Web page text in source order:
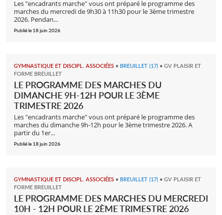
Les "encadrants marche" vous ont préparé le programme des
marches du mercredi de 9h30 à 11h30 pour le 3ème trimestre
2026. Pendan...
Publié le 18 juin 2026
GYMNASTIQUE ET DISCIPL. ASSOCIÉES • BREUILLET (17) • GV PLAISIR ET
FORME BREUILLET
LE PROGRAMME DES MARCHES DU
DIMANCHE 9H-12H POUR LE 3ÈME
TRIMESTRE 2026
Les "encadrants marche" vous ont préparé le programme des
marches du dimanche 9h-12h pour le 3ème trimestre 2026. A
partir du 1er...
Publié le 18 juin 2026
GYMNASTIQUE ET DISCIPL. ASSOCIÉES • BREUILLET (17) • GV PLAISIR ET
FORME BREUILLET
LE PROGRAMME DES MARCHES DU MERCREDI
10H - 12H POUR LE 2ÈME TRIMESTRE 2026